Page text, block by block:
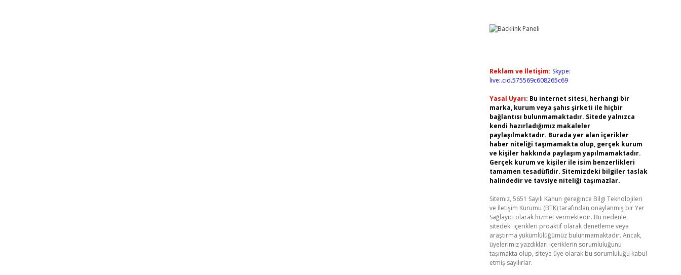
Reklam ve İletişim: Skype:
live:.cid.575569c608265c69
Yasal Uyarı: Bu internet sitesi, herhangi bir
marka, kurum veya şahıs şirketi ile hiçbir
bağlantısı bulunmamaktadır. Sitede yalnızca
kendi hazırladığımız makaleler
paylaşılmaktadır. Burada yer alan içerikler
haber niteliği taşımamakta olup, gerçek kurum
ve kişiler hakkında paylaşım yapılmamaktadır.
Gerçek kurum ve kişiler ile isim benzerlikleri
tamamen tesadüfidir. Sitemizdeki bilgiler taslak
halindedir ve tavsiye niteliği taşımazlar.
Sitemiz, 5651 Sayılı Kanun gereğince Bilgi Teknolojileri
ve İletişim Kurumu (BTK) tarafından onaylanmış bir Yer
Sağlayıcı olarak hizmet vermektedir. Bu nedenle,
sitedeki içerikleri proaktif olarak denetleme veya
araştırma yükümlülüğümüz bulunmamaktadır. Ancak,
üyelerimiz yazdıkları içeriklerin sorumluluğunu
taşımakta olup, siteye üye olarak bu sorumluluğu kabul
etmiş sayılırlar.